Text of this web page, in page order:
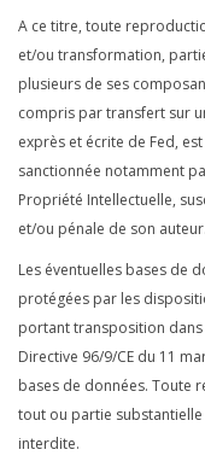
A ce titre, toute
et/ou transformation,
plusieurs de ses
compris par transfert sur
exprès et écrite de Fed,
sanctionnée notamment
Propriété Intellectuelle,
et/ou pénale de son auteur.
Les éventuelles bases de
protégées par les
portant transposition
Directive 96/9/CE du 11
bases de données. Toute
tout ou partie
interdite.